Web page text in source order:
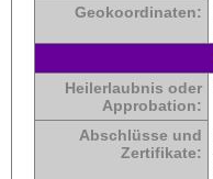
Geokoordinaten:
Heilerlaubnis oder
Approbation:
Abschlüsse und
Zertifikate: